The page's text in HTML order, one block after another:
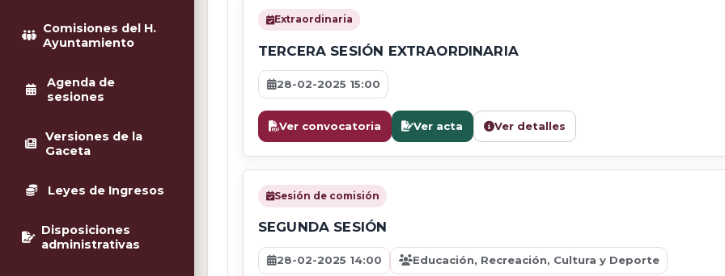
Comisiones del H.
Ayuntamiento
Agenda de
sesiones
Versiones de la
Gaceta
Leyes de Ingresos
Disposiciones
administrativas
Extraordinaria
TERCERA SESIÓN EXTRAORDINARIA
28-02-2025 15:00
Ver convocatoria Ver acta Ver detalles
Sesión de comisión
SEGUNDA SESIÓN
28-02-2025 14:00 Educación, Recreación, Cultura y Deporte